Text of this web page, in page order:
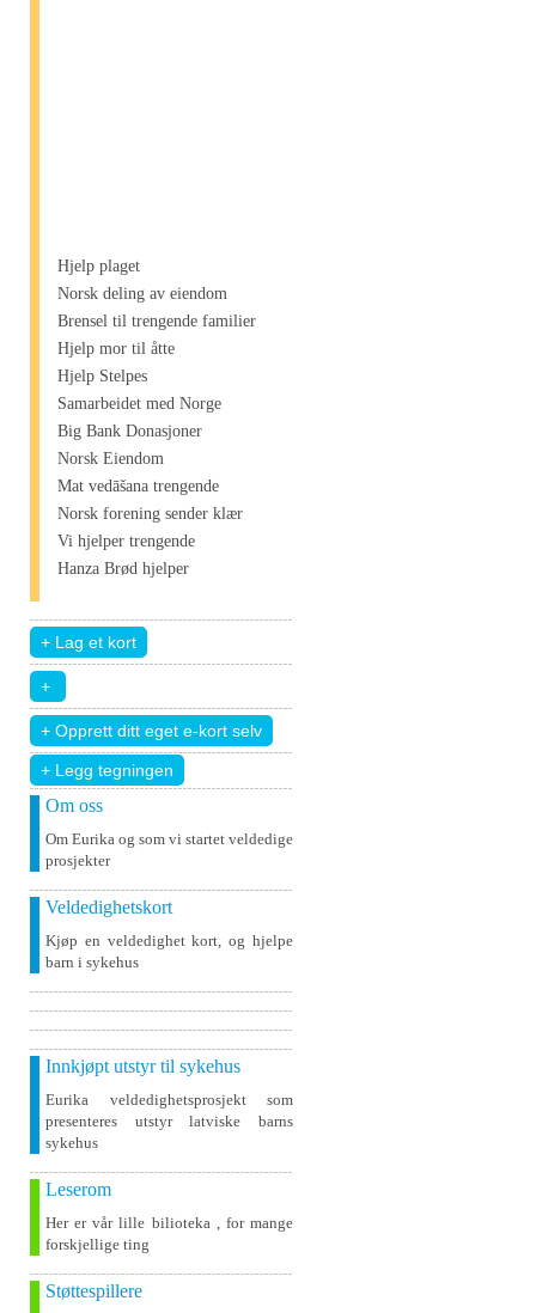
Hjelp plaget
Norsk deling av eiendom
Brensel til trengende familier
Hjelp mor til åtte
Hjelp Stelpes
Samarbeidet med Norge
Big Bank Donasjoner
Norsk Eiendom
Mat vedāšana trengende
Norsk forening sender klær
Vi hjelper trengende
Hanza Brød hjelper
+ Legg tegningen
Om oss
Om Eurika og som vi startet veldedige
prosjekter
Veldedighetskort
Kjøp en veldedighet kort, og hjelpe
barn i sykehus
Innkjøpt utstyr til sykehus
Eurika veldedighetsprosjekt som
presenteres utstyr latviske barns
sykehus
Leserom
Her er vår lille bilioteka , for mange
forskjellige ting
Støttespillere